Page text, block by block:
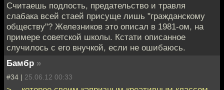
Считаешь подлость, предательство и травля
слабака всей стаей присуще лишь "гражданскому
обществу"? Железников это описал в 1981-ом, на
примере советской школы. Кстати описанное
случилось с его внучкой, если не ошибаюсь.
Бамбр »
#34 | 25.06.12 00:33